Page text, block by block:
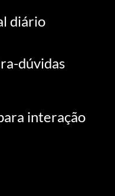
diário
dúvidas
interação